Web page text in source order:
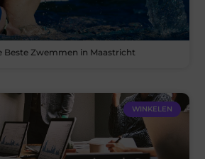
Beste Zwemmen in Maastricht
WINKELEN